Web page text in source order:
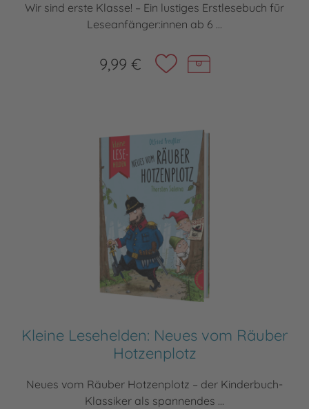
Wir sind erste Klasse! – Ein lustiges Erstlesebuch für
Leseanfänger:innen ab 6 ...
9,99 €
Kleine Lesehelden: Neues vom Räuber
Hotzenplotz
Neues vom Räuber Hotzenplotz – der Kinderbuch-
Klassiker als spannendes ...